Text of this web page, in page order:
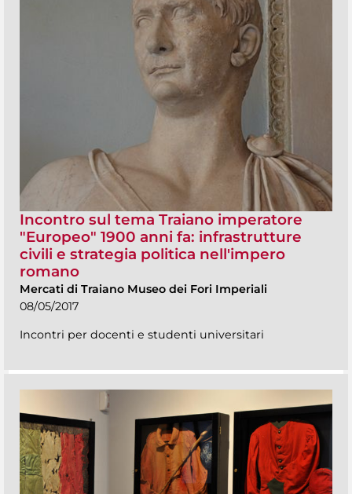
Incontro sul tema Traiano imperatore
"Europeo" 1900 anni fa: infrastrutture
civili e strategia politica nell'impero
romano
Mercati di Traiano Museo dei Fori Imperiali
08/05/2017
Incontri per docenti e studenti universitari